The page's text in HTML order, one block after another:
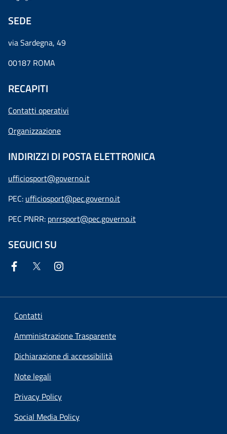
SEDE
via Sardegna, 49
00187 ROMA
RECAPITI
Contatti operativi
Organizzazione
INDIRIZZI DI POSTA ELETTRONICA
ufficiosport@governo.it
PEC: ufficiosport@pec.governo.it
PEC PNRR: pnrrsport@pec.governo.it
SEGUICI SU
Contatti
Amministrazione Trasparente
Dichiarazione di accessibilità
Note legali
Privacy Policy
Social Media Policy